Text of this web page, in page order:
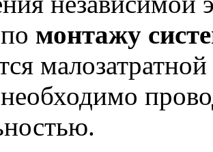
монтажу